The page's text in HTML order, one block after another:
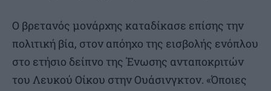
Ο βρετανός μονάρχης καταδίκασε επίσης την
πολιτική βία, στον απόηχο της εισβολής ενόπλου
στο ετήσιο δείπνο της Ένωσης ανταποκριτών
του Λευκού Οίκου στην Ουάσινγκτον. «Όποιες